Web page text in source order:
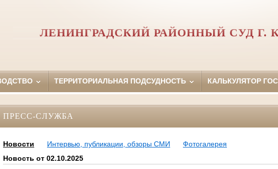
ЛЕНИНГРАДСКИЙ РАЙОННЫЙ СУД Г.
ТЕРРИТОРИАЛЬНАЯ ПОДСУДНОСТЬ КАЛЬКУЛЯТОР
ПРЕСС-СЛУЖБА
Новости Интервью, публикации, обзоры СМИ
Фотогалерея
Новость от 02.10.2025